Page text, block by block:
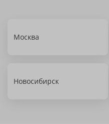
Москва
Новосибирск